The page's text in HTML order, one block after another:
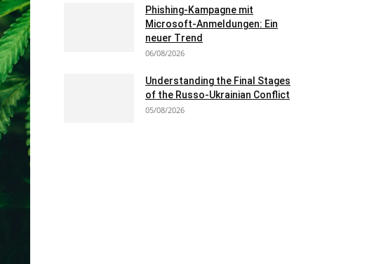
Phishing-Kampagne mit
Microsoft-Anmeldungen: Ein
neuer Trend
06/08/2026
Understanding the Final Stages
of the Russo-Ukrainian Conflict
05/08/2026